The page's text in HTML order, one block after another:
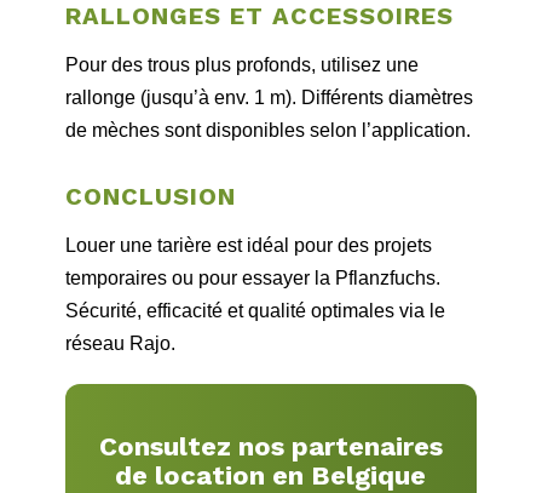
RALLONGES ET ACCESSOIRES
Pour des trous plus profonds, utilisez une
rallonge (jusqu’à env. 1 m). Différents diamètres
de mèches sont disponibles selon l’application.
CONCLUSION
Louer une tarière est idéal pour des projets
temporaires ou pour essayer la Pflanzfuchs.
Sécurité, efficacité et qualité optimales via le
réseau Rajo.
Consultez nos partenaires
de location en Belgique